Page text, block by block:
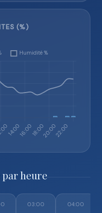
(%)
par heure
03:00 04:00